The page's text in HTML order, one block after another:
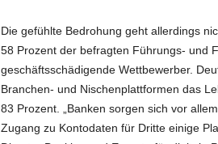
Die gefühlte Bedrohung geht allerdings
58 Prozent der befragten Führungs- und
geschäftsschädigende Wettbewerber.
Branchen- und Nischenplattformen das
83 Prozent. „Banken sorgen sich vor
Zugang zu Kontodaten für Dritte einige